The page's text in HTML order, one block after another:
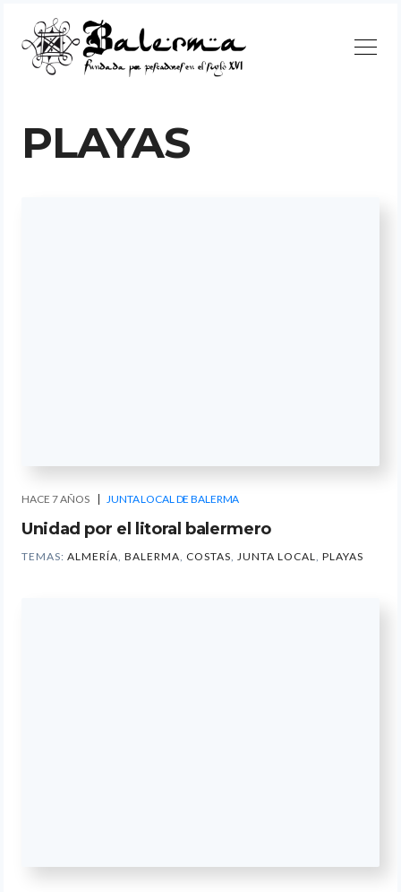
Continuar
PLAYAS
HACE 7 AÑOS JUNTA LOCAL DE BALERMA
Unidad por el litoral balermero
TEMAS: ALMERÍA, BALERMA, COSTAS, JUNTA LOCAL, PLAYAS